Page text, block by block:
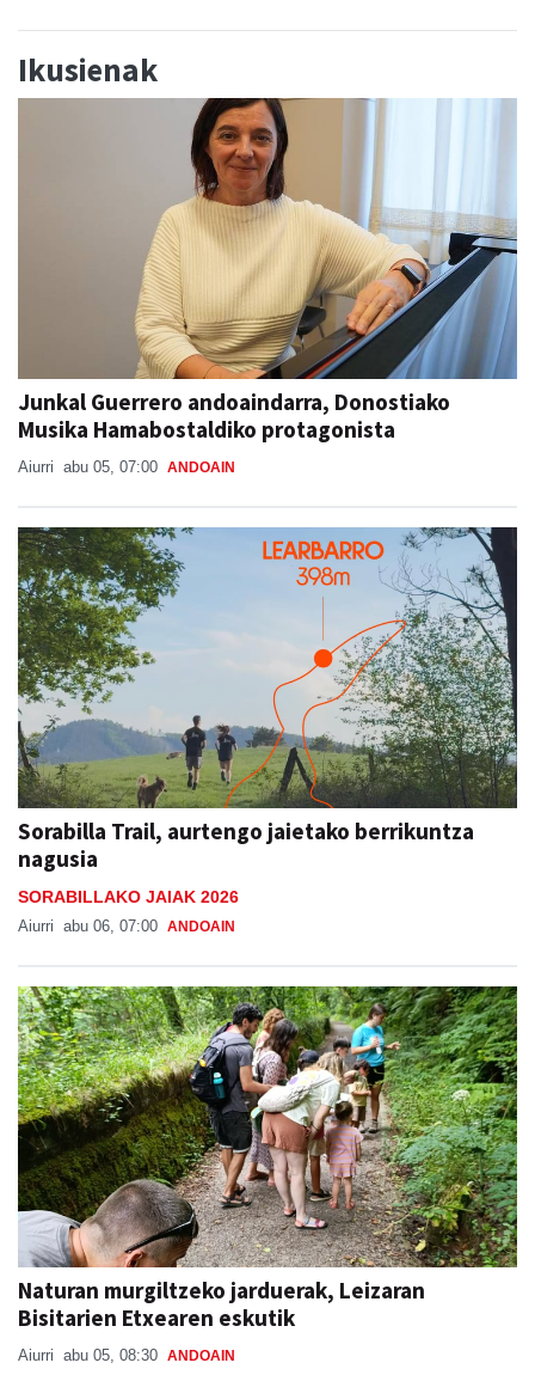
Ikusienak
Junkal Guerrero andoaindarra, Donostiako
Musika Hamabostaldiko protagonista
Aiurri abu 05, 07:00 ANDOAIN
Sorabilla Trail, aurtengo jaietako berrikuntza
nagusia
SORABILLAKO JAIAK 2026
Aiurri abu 06, 07:00 ANDOAIN
Naturan murgiltzeko jarduerak, Leizaran
Bisitarien Etxearen eskutik
Aiurri abu 05, 08:30 ANDOAIN